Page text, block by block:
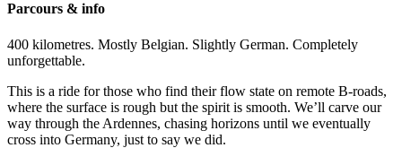
Parcours & info
400 kilometres. Mostly Belgian. Slightly German. Completely
unforgettable.
This is a ride for those who find their flow state on remote B-roads,
where the surface is rough but the spirit is smooth. We’ll carve our
way through the Ardennes, chasing horizons until we eventually
cross into Germany, just to say we did.